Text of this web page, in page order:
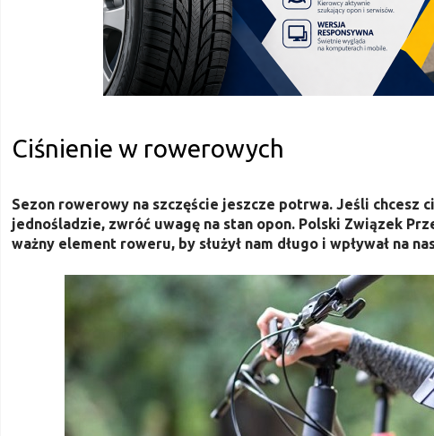
Ciśnienie w rowerowych
Sezon rowerowy na szczęście jeszcze potrwa. Jeśli chcesz
jednośladzie, zwróć uwagę na stan opon. Polski Związek
ważny element roweru, by służył nam długo i wpływał na